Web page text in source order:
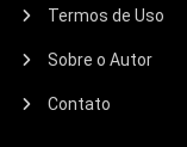
Termos de Uso
Sobre o Autor
Contato